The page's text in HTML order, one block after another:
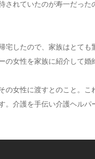
されていたのが寿一だっ
宅したので、家族はとて
の女性を家族に紹介して婚
の女性に渡すとのこと。
。介護を手伝い介護ヘル